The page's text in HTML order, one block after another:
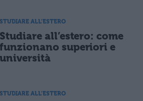
STUDIARE ALL'ESTERO
Studiare all’estero: come
funzionano superiori e
università
STUDIARE ALL'ESTERO